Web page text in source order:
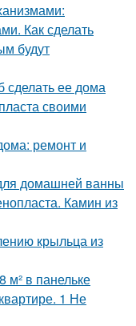
Как сделать
будут
сделать ее дома
своими
ремонт и
домашней ванны
Камин из
крыльца из
м² в панельке
1 Не